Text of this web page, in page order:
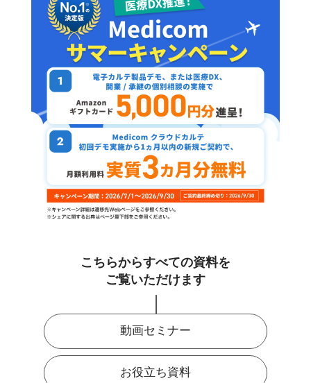
こちらからすべての資料を
ご覧いただけます
動画セミナー
お役立ち資料